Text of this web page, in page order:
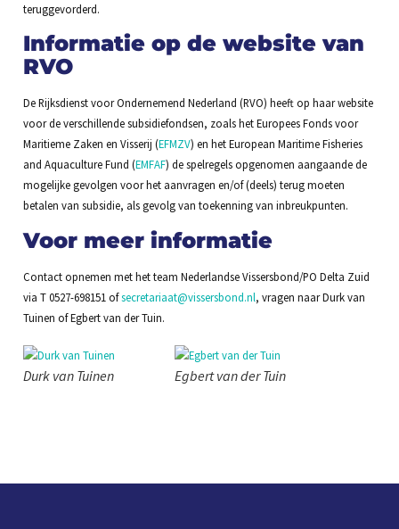
teruggevorderd.
Informatie op de website van
RVO
De Rijksdienst voor Ondernemend Nederland (RVO) heeft op haar website
voor de verschillende subsidiefondsen, zoals het Europees Fonds voor
Maritieme Zaken en Visserij (EFMZV) en het European Maritime Fisheries
and Aquaculture Fund (EMFAF) de spelregels opgenomen aangaande de
mogelijke gevolgen voor het aanvragen en/of (deels) terug moeten
betalen van subsidie, als gevolg van toekenning van inbreukpunten.
Voor meer informatie
Contact opnemen met het team Nederlandse Vissersbond/PO Delta Zuid
via T 0527-698151 ofsecretariaat@vissersbond.nl, vragen naar Durk van
Tuinen of Egbert van der Tuin.
Durk van Tuinen Egbert van der Tuin